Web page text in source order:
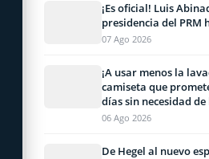
¡Es oficial! Luis
presidencia del PRM
07 Ago 2026
¡A usar menos la
camiseta que
días sin necesidad
06 Ago 2026
De Hegel al nuevo